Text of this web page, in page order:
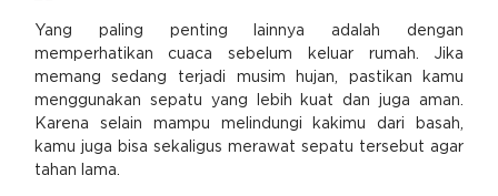
Yang paling penting lainnya adalah dengan
memperhatikan cuaca sebelum keluar rumah. Jika
memang sedang terjadi musim hujan, pastikan kamu
menggunakan sepatu yang lebih kuat dan juga aman.
Karena selain mampu melindungi kakimu dari basah,
kamu juga bisa sekaligus merawat sepatu tersebut agar
tahan lama.